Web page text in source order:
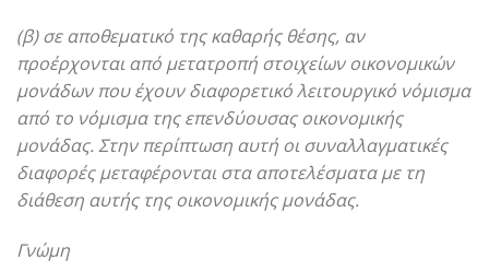
(β) σε αποθεματικό της καθαρής θέσης, αν
προέρχονται από μετατροπή στοιχείων οικονομικών
μονάδων που έχουν διαφορετικό λειτουργικό νόμισμα
από το νόμισμα της επενδύουσας οικονομικής
μονάδας. Στην περίπτωση αυτή οι συναλλαγματικές
διαφορές μεταφέρονται στα αποτελέσματα με τη
διάθεση αυτής της οικονομικής μονάδας.
Γνώμη